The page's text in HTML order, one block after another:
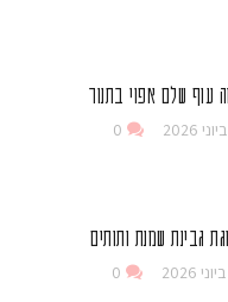
עוף שלם אפוי בתנור
0
גבינת שמנת ותותים
0